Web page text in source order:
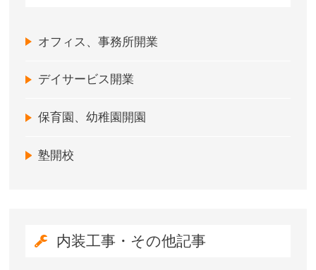
オフィス、事務所開業
デイサービス開業
保育園、幼稚園開園
塾開校
内装工事・その他記事